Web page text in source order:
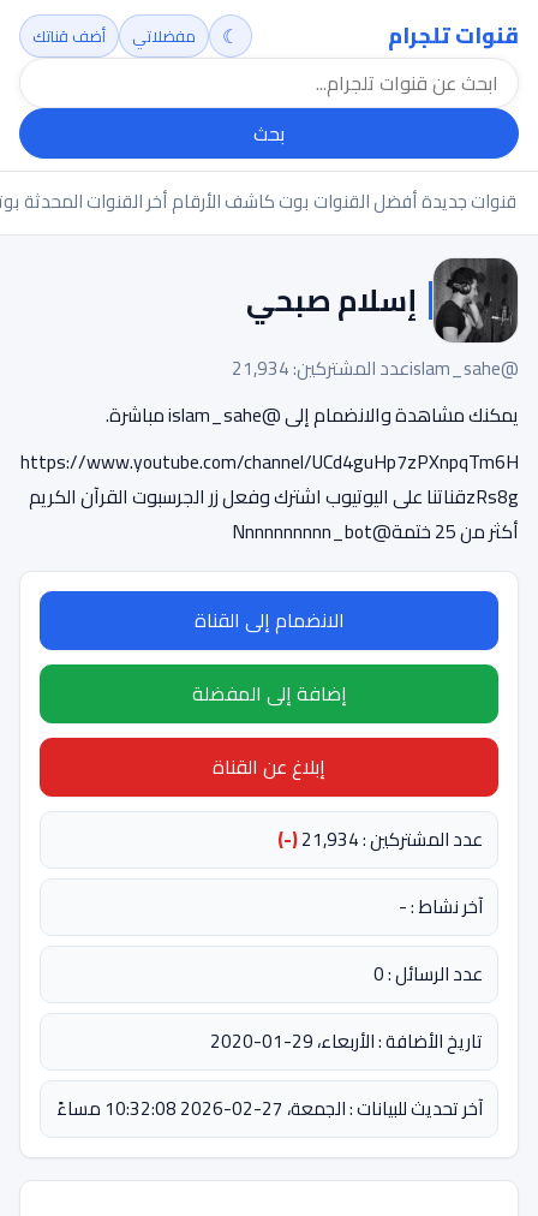
قنوات تلجرام
بحث
☾ مفضلاتي أضف قناتك
قنوات جديدةأفضل القنواتبوت كاشف الأرقامأخر القنوات المحدثة
إسلام صبحي
@islam_sahe
عدد المشتركين: 21,934
يمكنك مشاهدة والانضمام إلى @islam_sahe مباشرة.
https://www.youtube.com/channel/UCd4guHp7zPXnpqTm6H
zRs8gقناتنا على اليوتيوب اشترك وفعل زر الجرسبوت القرآن الكريم
أكثر من 25 ختمة@Nnnnnnnnnn_bot
الانضمام إلى القناة
إضافة إلى المفضلة
إبلاغ عن القناة
عدد المشتركين : 21,934
(-)
آخر نشاط : -
عدد الرسائل : 0
تاريخ الأضافة : الأربعاء، 29-01-2020
آخر تحديث للبيانات : الجمعة، 27-02-2026 10:32:08 مساءً